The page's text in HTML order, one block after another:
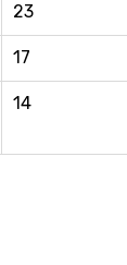
23
17
14